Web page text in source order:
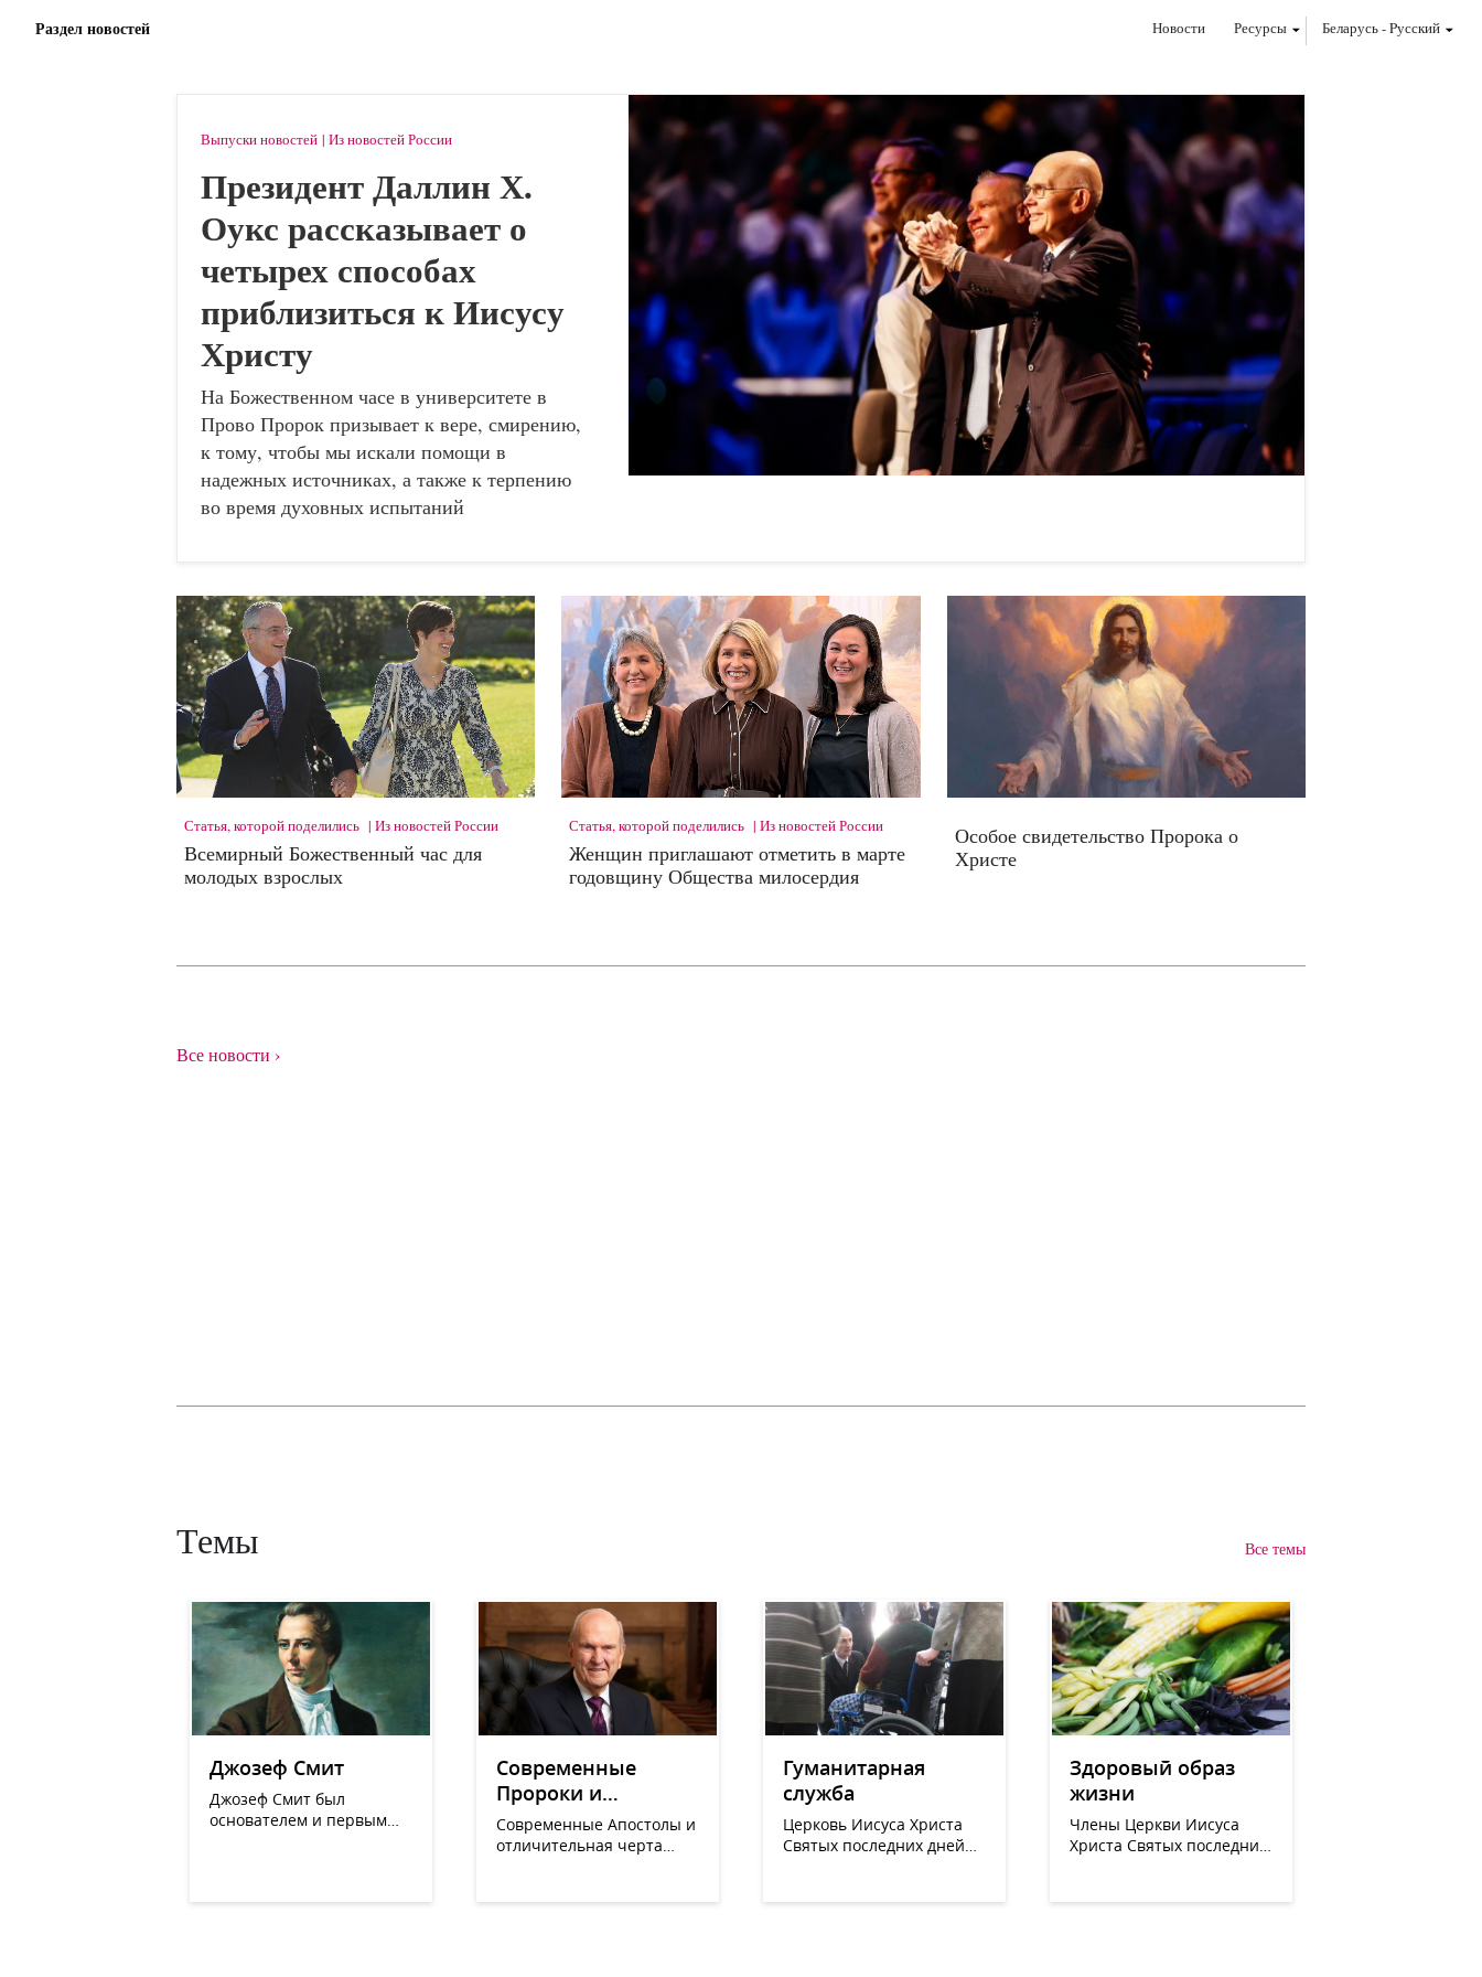
ВЕБСАЙТ
Церкви
Раздел новостей Новости Ресурсы Беларусь-Pусский
Выпуски новостей Из новостей России
Президент Даллин Х.
Оукс рассказывает о
четырех способах
приблизиться к Иисусу
Христу
На Божественном часе в университете в
Прово Пророк призывает к вере, смирению,
к тому, чтобы мы искали помощи в
надежных источниках, а также к терпению
во время духовных испытаний
Статья, которой поделились Из новостей России
Всемирный Божественный час для
молодых взрослых
Статья, которой поделились Из новостей России
Женщин приглашают отметить в марте
годовщину Общества милосердия
Особое свидетельство Пророка о
Христе
Все новости ›
Темы Все темы
Джозеф Смит
Джозеф Смит был
основателем и первым
Современные
Пророки и
непрекращающееся
откровение
Современные Апостолы и Пророки -
отличительная черта
Гуманитарная
служба
Церковь Иисуса Христа
Святых последних дней
гуманитарные проекты во
Здоровый образ
жизни
Члены Церкви Иисуса
Христа Святых последних